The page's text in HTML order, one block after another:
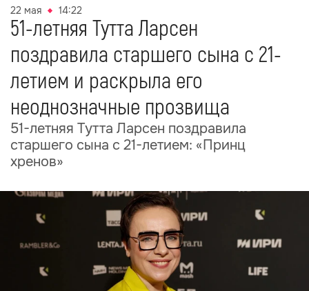
22 мая 14:22
51-летняя Тутта Ларсен
поздравила старшего сына с 21-
летием и раскрыла его
неоднозначные прозвища
51-летняя Тутта Ларсен поздравила
старшего сына с 21-летием: «Принц
хренов»